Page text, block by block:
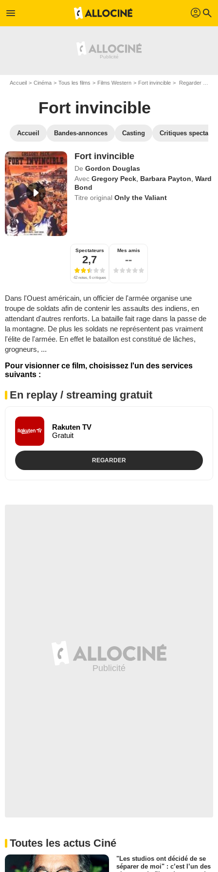
menu profil search
Accueil Cinéma Tous les films Films Western Fort invincible Regarder Fort invincible en SVOD
Fort invincible
Accueil Bandes-annonces Casting Critiques
Fort invincible
De Gordon Douglas
Avec Gregory Peck Barbara Payton ,Ward
Bond
Titre originalOnly the Valiant
Spectateurs
2,7
42 notes, 6 critiques
Mes amis
--
Dans l'Ouest américain, un officier de l'armée organise une
troupe de soldats afin de contenir les assaults des indiens, en
attendant d'autres renforts. La bataille fait rage dans la passe de
la montagne. De plus les soldats ne représentent pas vraiment
l'élite de l'armée. En effet le bataillon est constitué de lâches,
grogneurs, ...
Pour visionner ce film, choisissez l'un des services
suivants :
En replay / streaming gratuit
Rakuten TV
Gratuit
REGARDER
Toutes les actus Ciné
"Les studios ont décidé de se
séparer de moi" : c’est l’un des